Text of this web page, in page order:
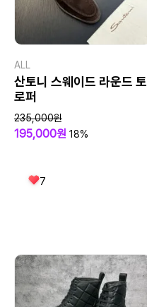
ALL
산토니 스웨이드 라운드 토
로퍼
235,000원
195,000원 18%
7